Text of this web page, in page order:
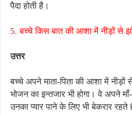
पैदा होती है।
5. बच्चे किस बात की आशा में नीड़ों से
उत्तर
बच्चे अपने माता-पिता की आशा में नीड़ों
भोजन का इन्तजार भी होगा। वे अपने
उनका प्यार पाने के लिए भी बेकरार रहते